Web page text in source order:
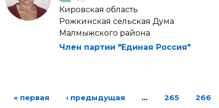
Кировская область
Рожкинская сельская Дума
Малмыжского района
Член партии "Единая Россия"
« первая ‹ предыдущая … 265
266